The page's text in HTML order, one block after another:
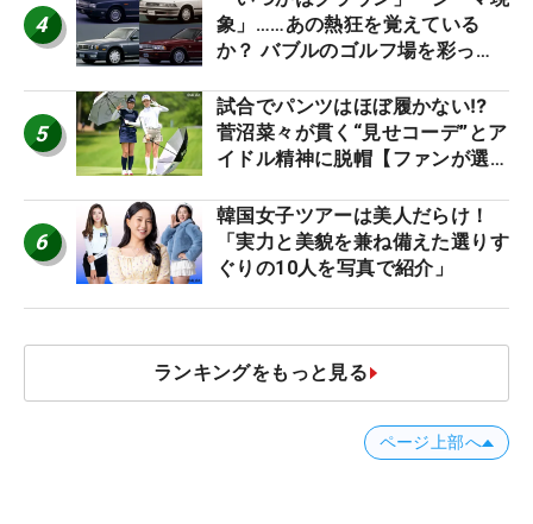
4
象」……あの熱狂を覚えている
か？ バブルのゴルフ場を彩った
5
試合でパンツはほぼ履かない⁉
菅沼菜々が貫く“見せコーデ”とア
イドル精神に脱帽【ファンが選ぶ
6
韓国女子ツアーは美人だらけ！
「実力と美貌を兼ね備えた選りす
ぐりの10人を写真で紹介」
ランキングをもっと見る
ページ上部へ